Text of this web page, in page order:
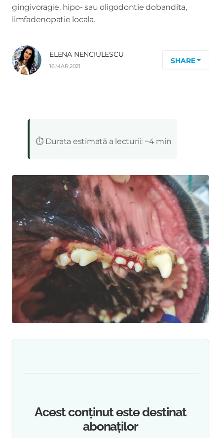
gingivoragie, hipo- sau oligodontie dobandita,
limfadenopatie locala.
ELENA NENCIULESCU
16.MAR.2021
SHARE
⏱️ Durata estimată a lecturii: ~4 min
Acest conținut este destinat
abonaților